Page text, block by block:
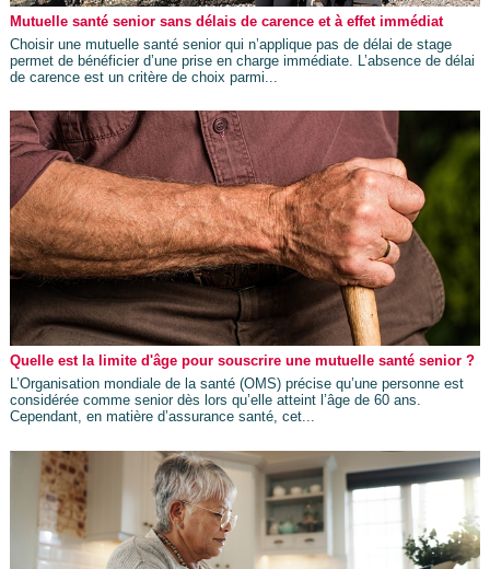
Mutuelle santé senior sans délais de carence et à effet immédiat
Choisir une mutuelle santé senior qui n’applique pas de délai de stage
permet de bénéficier d’une prise en charge immédiate. L’absence de délai
de carence est un critère de choix parmi...
Quelle est la limite d'âge pour souscrire une mutuelle santé senior ?
L’Organisation mondiale de la santé (OMS) précise qu’une personne est
considérée comme senior dès lors qu’elle atteint l’âge de 60 ans.
Cependant, en matière d’assurance santé, cet...